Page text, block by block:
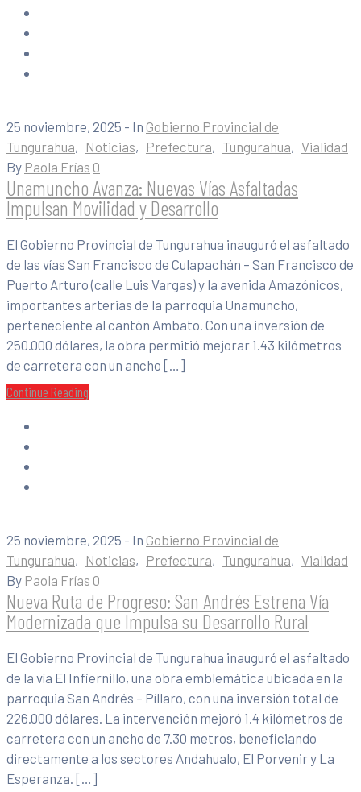
25 noviembre, 2025 - In Gobierno Provincial de
Tungurahua‚ Noticias‚ Prefectura‚ Tungurahua‚ Vialidad
By Paola Frías 0
Unamuncho Avanza: Nuevas Vías Asfaltadas
Impulsan Movilidad y Desarrollo
El Gobierno Provincial de Tungurahua inauguró el asfaltado
de las vías San Francisco de Culapachán – San Francisco de
Puerto Arturo (calle Luis Vargas) y la avenida Amazónicos,
importantes arterias de la parroquia Unamuncho,
perteneciente al cantón Ambato. Con una inversión de
250.000 dólares, la obra permitió mejorar 1.43 kilómetros
de carretera con un ancho […]
Continue Reading
25 noviembre, 2025 - In Gobierno Provincial de
Tungurahua‚ Noticias‚ Prefectura‚ Tungurahua‚ Vialidad
By Paola Frías 0
Nueva Ruta de Progreso: San Andrés Estrena Vía
Modernizada que Impulsa su Desarrollo Rural
El Gobierno Provincial de Tungurahua inauguró el asfaltado
de la vía El Infiernillo, una obra emblemática ubicada en la
parroquia San Andrés – Píllaro, con una inversión total de
226.000 dólares. La intervención mejoró 1.4 kilómetros de
carretera con un ancho de 7.30 metros, beneficiando
directamente a los sectores Andahualo, El Porvenir y La
Esperanza. […]